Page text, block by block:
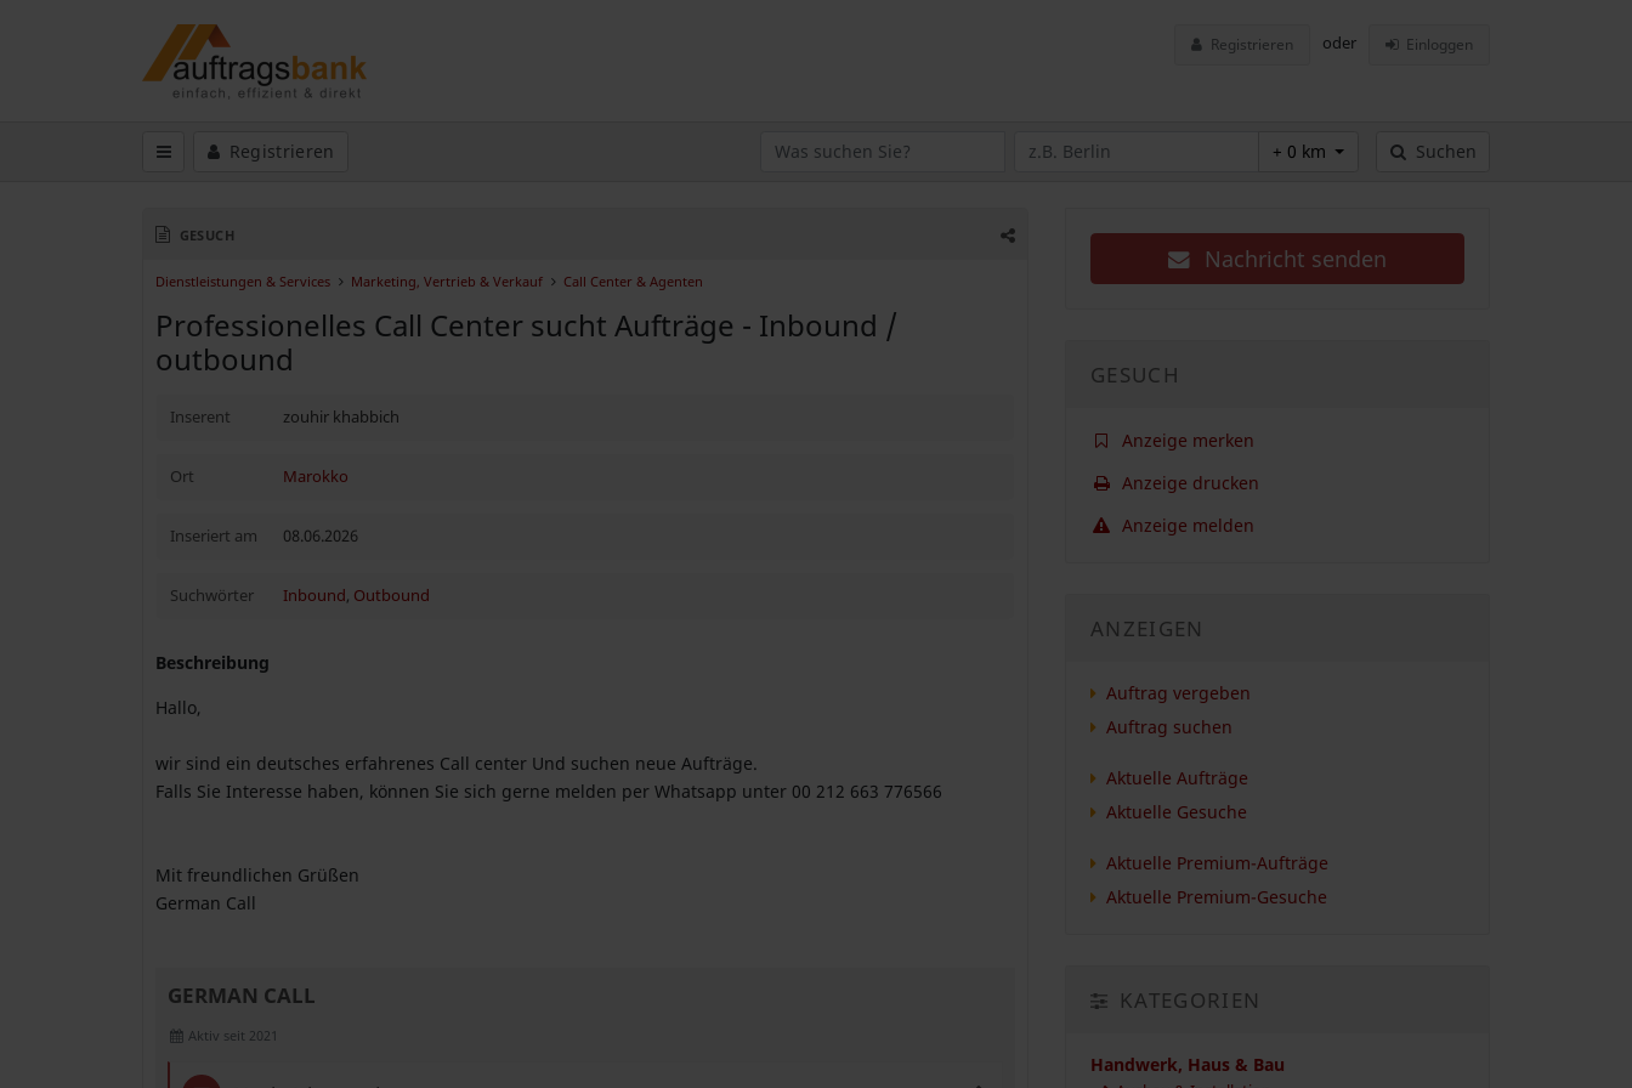
Registrieren oder Einloggen
Registrieren + 0 km Suchen
GESUCH
Dienstleistungen & Services Marketing, Vertrieb & Verkauf Call Center & Agenten
Professionelles Call Center sucht Aufträge - Inbound /
outbound
Inserent zouhir khabbich
Ort Marokko
Inseriert am 08.06.2026
Suchwörter Inbound, Outbound
Beschreibung
Hallo,
wir sind ein deutsches erfahrenes Call center Und suchen neue Aufträge.
Falls Sie Interesse haben, können Sie sich gerne melden per Whatsapp unter 00 212 663 776566
Mit freundlichen Grüßen
German Call
GERMAN CALL
Aktiv seit 2021
Nachricht senden
GESUCH
Anzeige merken
Anzeige drucken
Anzeige melden
ANZEIGEN
Auftrag vergeben
Auftrag suchen
Aktuelle Aufträge
Aktuelle Gesuche
Aktuelle Premium-Aufträge
Aktuelle Premium-Gesuche
KATEGORIEN
Handwerk, Haus & Bau